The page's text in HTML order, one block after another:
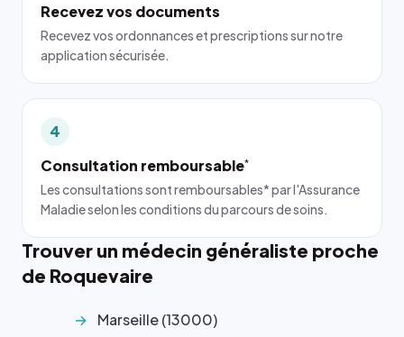
Recevez vos documents
Recevez vos ordonnances et prescriptions sur notre
application sécurisée.
4
Consultation remboursable*
Les consultations sont remboursables* par l'Assurance
Maladie selon les conditions du parcours de soins.
Trouver un médecin généraliste proche
de Roquevaire
Marseille (13000)